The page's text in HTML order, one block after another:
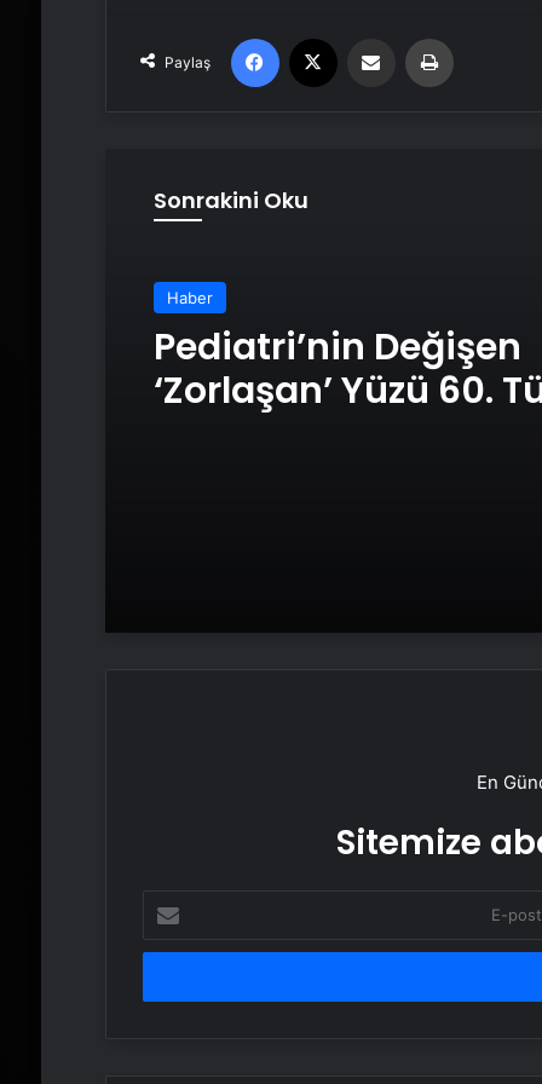
Paylaş
Facebook Email'den paylaş
Sonrakini Oku
Haber
Pediatri’nin Değişen
‘Zorlaşan’ Yüzü 60.
En
Sitemize
posta
adresinizi